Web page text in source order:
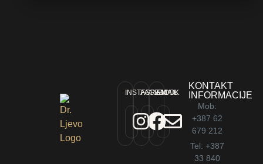
KONTAKT
INFORMACIJE
Mob:
+387 62
679 212
Tel: +387
33 840
INSTAGRAM
FACEBOOK
EMAIL